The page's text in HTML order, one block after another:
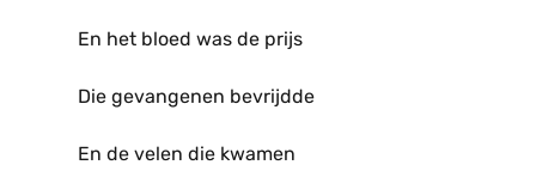
En het bloed was de prijs
Die gevangenen bevrijdde
En de velen die kwamen